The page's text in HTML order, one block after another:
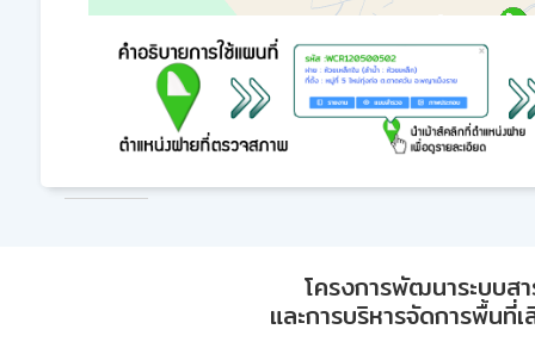
โครงการพัฒนาระบบส
และการบริหารจัดการพื้นที่